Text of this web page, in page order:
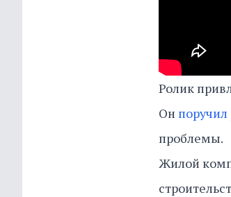
Ролик
Он поручил
проблемы.
Жилой